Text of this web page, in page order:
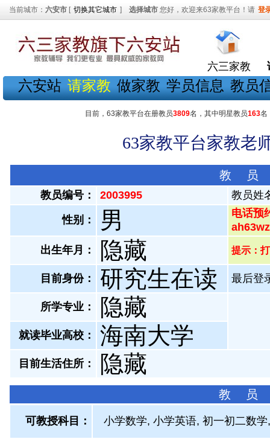
当前城市： 六安市 [ 切换其它城市 ] 选择城市 您好，欢迎来63家教平台！请 登
六三家教
六安站 请家教 做家教 学员信息 教员
目前，63家教平台在册教员3809名，其中明星教员163名
63家教平台家教老
教 员
教员编号： 2003995 教员姓
性别： 男
电话预
出生年月：
隐藏 提示：
目前身份： 研究生在读 最后登
所学专业： 隐藏
就读毕业高校： 海南大学
目前生活住所： 隐藏
教 员
可教授科目： 小学数学, 小学英语, 初一初二数